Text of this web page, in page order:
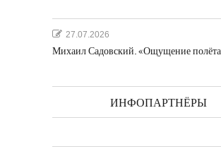
27.07.2026
Михаил Садовский. «Ощущение
ИНФОПАРТНЁРЫ